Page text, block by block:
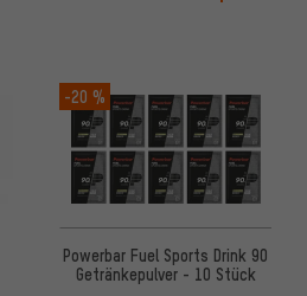
-20 %
Powerbar Fuel Sports Drink 90
Getränkepulver - 10 Stück